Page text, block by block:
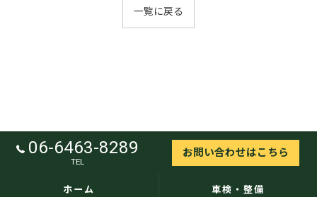
一覧に戻る
06-6463-8289
TEL
お問い合わせはこちら
ホーム 車検・整備